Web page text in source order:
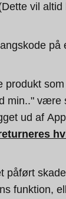
vil
på
produkt
min.." være
ud af
påført
funktion,